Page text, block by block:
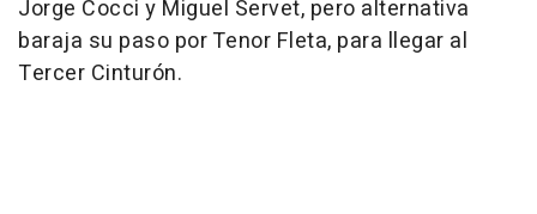
Jorge Cocci y Miguel Servet, pero alternativa
baraja su paso por Tenor Fleta, para llegar al
Tercer Cinturón.